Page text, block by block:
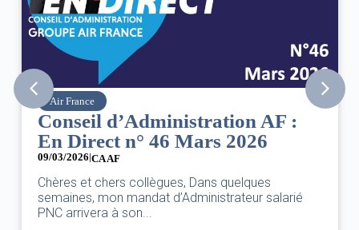
Air France
Conseil d’Administration AF :
En Direct n° 46 Mars 2026
09/03/2026|CA AF
Chères et chers collègues, Dans quelques
semaines, mon mandat d’Administrateur salarié
PNC arrivera à son...